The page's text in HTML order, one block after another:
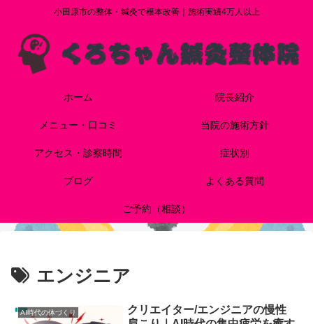
小田原市の整体・鍼灸で根本改善｜施術実績4万人以上
ホーム 院長紹介
メニュー・口コミ 当院の施術方針
アクセス・診察時間 症状別
ブログ よくある質問
ご予約（相談）
エンジニア
AI時代の体づくり
クリエイター/エンジニアの慢性